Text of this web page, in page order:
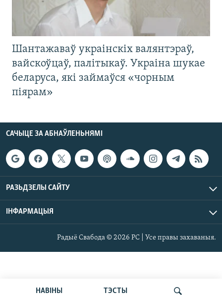
НАВІНЫ ТЭСТЫ
Шантажаваў украінскіх валянтэраў,
вайскоўцаў, палітыкаў. Украіна шукае
беларуса, які займаўся «чорным
піярам»
САЧЫЦЕ ЗА АБНАЎЛЕНЬНЯМІ
РАЗЬДЗЕЛЫ САЙТУ
ІНФАРМАЦЫЯ
Радыё Свабода © 2026 РС | Усе правы захаваныя.